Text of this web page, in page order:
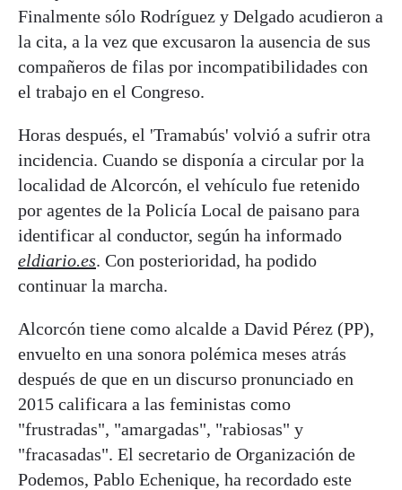
Finalmente sólo Rodríguez y Delgado acudieron a
la cita, a la vez que excusaron la ausencia de sus
compañeros de filas por incompatibilidades con
el trabajo en el Congreso.
Horas después, el 'Tramabús' volvió a sufrir otra
incidencia. Cuando se disponía a circular por la
localidad de Alcorcón, el vehículo fue retenido
por agentes de la Policía Local de paisano para
identificar al conductor, según ha informado
eldiario.es. Con posterioridad, ha podido
continuar la marcha.
Alcorcón tiene como alcalde a David Pérez (PP),
envuelto en una sonora polémica meses atrás
después de que en un discurso pronunciado en
2015 calificara a las feministas como
"frustradas", "amargadas", "rabiosas" y
"fracasadas". El secretario de Organización de
Podemos, Pablo Echenique, ha recordado este